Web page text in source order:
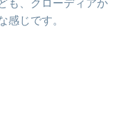
も、クローディアか
感じです。